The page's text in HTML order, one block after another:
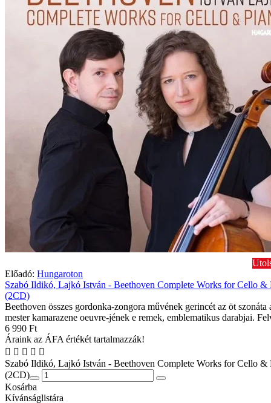
Előadó: Hungaroton
Szabó Ildikó, Lajkó István - Beethoven Complete Works for Cello &
(2CD)
Beethoven összes gordonka-zongora művének gerincét az öt szonáta
mester kamarazene oeuvre-jének e remek, emblematikus darabjai.
6 990 Ft
Áraink az ÁFA értékét tartalmazzák!
Szabó Ildikó, Lajkó István - Beethoven Complete Works for Cello &
(2CD)
Kosárba
Kívánságlistára